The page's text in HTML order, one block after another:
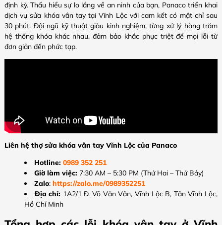
định kỳ. Thấu hiểu sự lo lắng về an ninh của bạn, Panaco triển khai
dịch vụ sửa khóa vân tay tại Vĩnh Lộc với cam kết có mặt chỉ sau
30 phút. Đội ngũ kỹ thuật giàu kinh nghiệm, từng xử lý hàng trăm
hệ thống khóa khác nhau, đảm bảo khắc phục triệt để mọi lỗi từ
đơn giản đến phức tạp.
Liên hệ thợ sửa khóa vân tay Vĩnh Lộc của Panaco
Hotline: 0989 352 251
Giờ làm việc: 7:30 AM – 5:30 PM (Thứ Hai – Thứ Bảy)
Zalo: https://zalo.me/0989352251
Địa chỉ: 1A2/1 Đ. Võ Văn Vân, Vĩnh Lộc B, Tân Vĩnh Lộc,
Hồ Chí Minh